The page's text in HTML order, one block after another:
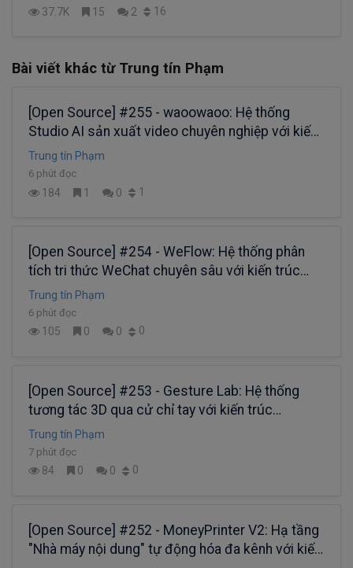
37.7K 15 2 16
Bài viết khác từ Trung tín Phạm
[Open Source] #255 - waoowaoo: Hệ thống
Studio AI sản xuất video chuyên nghiệp với kiến
trúc Next.js 15, BullMQ và cơ chế điều phối
Agentic Film-making Workflows
Trung tín Phạm
6 phút đọc
184 1 0 1
[Open Source] #254 - WeFlow: Hệ thống phân
tích tri thức WeChat chuyên sâu với kiến trúc
Electron, cơ chế Native FFI và hạ tầng xử lý dữ
liệu đa luồng (Worker Threads)
Trung tín Phạm
6 phút đọc
105 0 0 0
[Open Source] #253 - Gesture Lab: Hệ thống
tương tác 3D qua cử chỉ tay với kiến trúc
Three.js, MediaPipe AI và cơ chế điều phối vật lý
Rapier3D trên trình duyệt
Trung tín Phạm
7 phút đọc
84 0 0 0
[Open Source] #252 - MoneyPrinter V2: Hạ tầng
"Nhà máy nội dung" tự động hóa đa kênh với kiến